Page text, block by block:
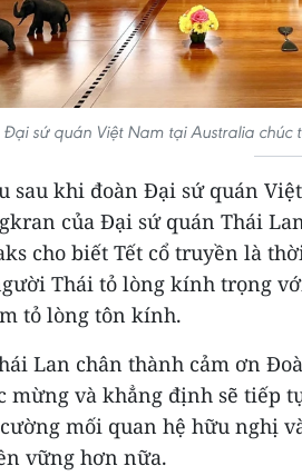
sứ quán Việt Nam tại Australia chúc
sau khi đoàn Đại sứ quán
của Đại sứ quán Thái
cho biết Tết cổ truyền là
Thái tỏ lòng kính trọng
tỏ lòng tôn kính.
Lan chân thành cảm ơn
mừng và khẳng định sẽ tiếp
mối quan hệ hữu nghị
vững hơn nữa.